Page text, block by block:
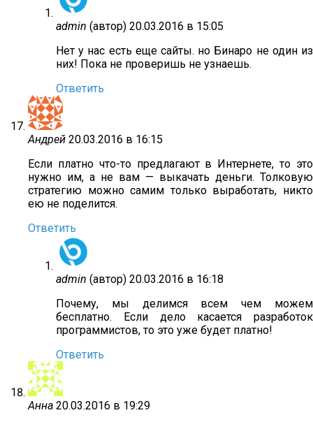
admin (автор) 20.03.2016 в 15:05
Нет у нас есть еще сайты. но Бинаро не один из
них! Пока не проверишь не узнаешь.
Ответить
Андрей 20.03.2016 в 16:15
Если платно что-то предлагают в Интернете, то это
нужно им, а не вам — выкачать деньги. Толковую
стратегию можно самим только выработать, никто
ею не поделится.
Ответить
admin (автор) 20.03.2016 в 16:18
Почему, мы делимся всем чем можем
бесплатно. Если дело касается разработок
программистов, то это уже будет платно!
Ответить
Анна 20.03.2016 в 19:29